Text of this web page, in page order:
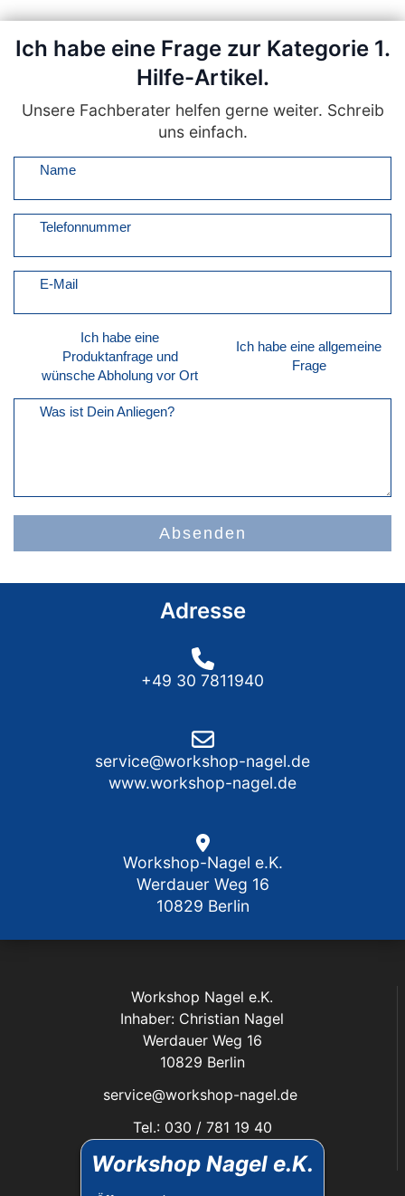
Workshop Nagel e.K.
Ich habe eine Frage zur Kategorie 1.
Hilfe-Artikel.
Unsere Fachberater helfen gerne weiter. Schreib
uns einfach.
Name
Telefonnummer
E-Mail
Ich habe eine
Produktanfrage und
wünsche Abholung vor Ort
Ich habe eine allgemeine
Frage
Was ist Dein Anliegen?
Absenden
Adresse
+49 30 7811940
service@workshop-nagel.de
www.workshop-nagel.de
Workshop-Nagel e.K.
Werdauer Weg 16
10829 Berlin
Workshop Nagel e.K.
Inhaber: Christian Nagel
Werdauer Weg 16
10829 Berlin
service@workshop-nagel.de
Tel.: 030 / 781 19 40
Das Unternehmen: